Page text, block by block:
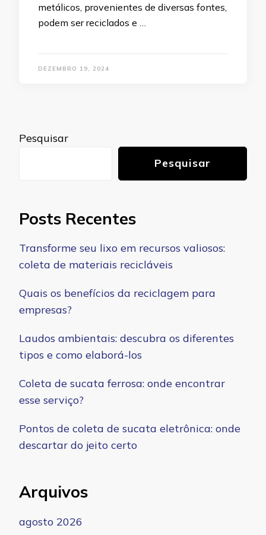
metálicos, provenientes de diversas fontes,
podem ser reciclados e …
DEZEMBRO 19, 2024
Pesquisar
Pesquisar
Posts Recentes
Transforme seu lixo em recursos valiosos:
coleta de materiais recicláveis
Quais os benefícios da reciclagem para
empresas?
Laudos ambientais: descubra os diferentes
tipos e como elaborá-los
Coleta de sucata ferrosa: onde encontrar
esse serviço?
Pontos de coleta de sucata eletrônica: onde
descartar do jeito certo
Arquivos
agosto 2026